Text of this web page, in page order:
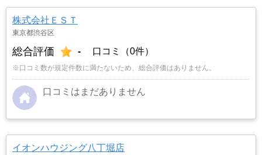
株式会社ＥＳＴ
東京都渋谷区
総合評価 - 口コミ（0件）
※口コミ数が規定件数に満たないため、総合評価はありません。
口コミはまだありません
イオンハウジング八丁堀店